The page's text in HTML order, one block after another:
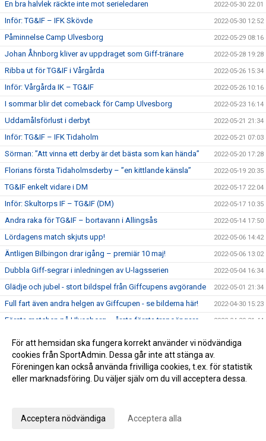
En bra halvlek räckte inte mot serieledaren 2022-05-30 22:01
Inför: TG&IF – IFK Skövde 2022-05-30 12:52
Påminnelse Camp Ulvesborg 2022-05-29 08:16
Johan Åhnborg kliver av uppdraget som Giff-tränare 2022-05-28 19:28
Ribba ut för TG&IF i Vårgårda 2022-05-26 15:34
Inför: Vårgårda IK – TG&IF 2022-05-26 10:16
I sommar blir det comeback för Camp Ulvesborg 2022-05-23 16:14
Uddamålsförlust i derbyt 2022-05-21 21:34
Inför: TG&IF – IFK Tidaholm 2022-05-21 07:03
Sörman: ”Att vinna ett derby är det bästa som kan hända” 2022-05-20 17:28
Florians första Tidaholmsderby – ”en kittlande känsla” 2022-05-19 20:35
TG&IF enkelt vidare i DM 2022-05-17 22:04
Inför: Skultorps IF – TG&IF (DM) 2022-05-17 10:35
Andra raka för TG&IF – bortavann i Allingsås 2022-05-14 17:50
Lördagens match skjuts upp! 2022-05-06 14:42
Äntligen Bilbingon drar igång – premiär 10 maj! 2022-05-06 13:02
Dubbla Giff-segrar i inledningen av U-lagsserien 2022-05-04 16:34
Glädje och jubel - stort bildspel från Giffcupens avgörande 2022-05-01 21:34
Full fart även andra helgen av Giffcupen - se bilderna här! 2022-04-30 15:23
Första matchen på Ulvesborg – årets första trepoängare 2022-04-29 21:44
Hemmapremiär på riktigt – Åsarp-Trädet kommer till
Ulvesborg
2022-04-24 15:56
Bilder från Giffcupens första helg 2022-04-24 15:50
För att hemsidan ska fungera korrekt använder vi nödvändiga
cookies från SportAdmin. Dessa går inte att stänga av.
Föreningen kan också använda frivilliga cookies, t.ex. för statistik
eller marknadsföring. Du väljer själv om du vill acceptera dessa.
Acceptera nödvändiga Acceptera alla